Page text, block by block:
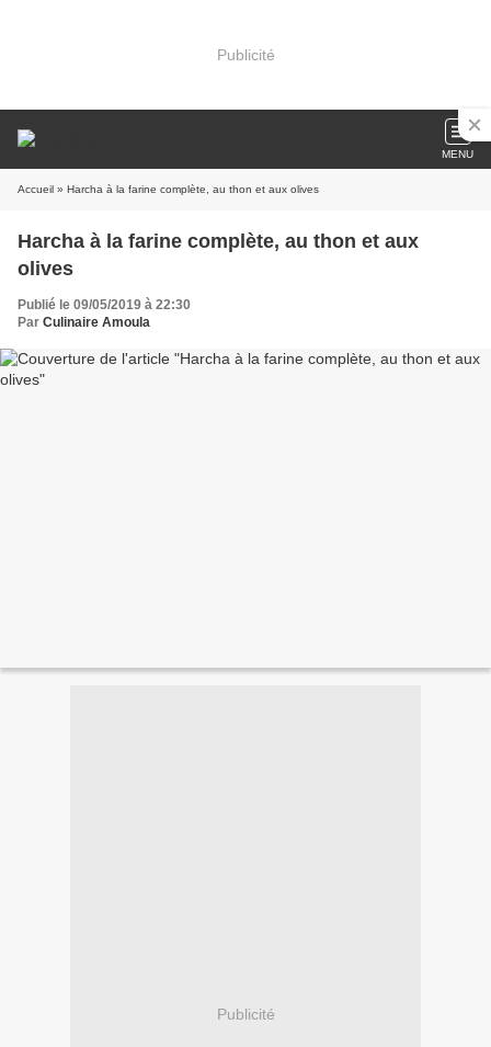
Publicité
MENU
Accueil » Harcha à la farine complète, au thon et aux olives
Harcha à la farine complète, au thon et aux
olives
Publié le 09/05/2019 à 22:30
Par Culinaire Amoula
Publicité